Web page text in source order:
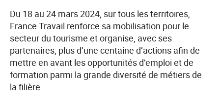
13
au
17
mai
2024
Du 18 au 24 mars 2024, sur tous les territoires,
France Travail renforce sa mobilisation pour le
secteur du tourisme et organise, avec ses
partenaires, plus d’une centaine d’actions afin de
mettre en avant les opportunités d’emploi et de
formation parmi la grande diversité de métiers de
la filière.